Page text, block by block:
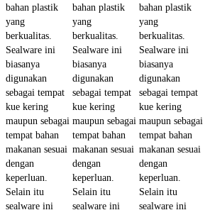
bahan plastik
yang
berkualitas.
Sealware ini
biasanya
digunakan
sebagai tempat
kue kering
maupun sebagai
tempat bahan
makanan sesuai
dengan
keperluan.
Selain itu
sealware ini
bahan plastik
yang
berkualitas.
Sealware ini
biasanya
digunakan
sebagai tempat
kue kering
maupun sebagai
tempat bahan
makanan sesuai
dengan
keperluan.
Selain itu
sealware ini
bahan plastik
yang
berkualitas.
Sealware ini
biasanya
digunakan
sebagai tempat
kue kering
maupun sebagai
tempat bahan
makanan sesuai
dengan
keperluan.
Selain itu
sealware ini